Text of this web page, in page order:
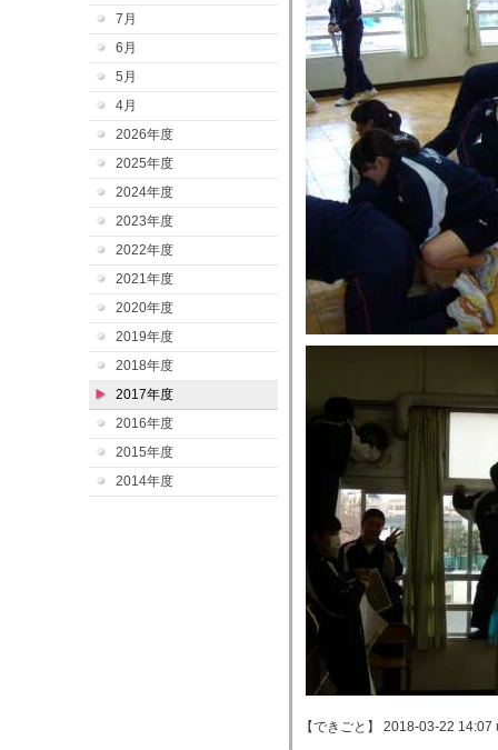
7月
6月
5月
4月
2026年度
2025年度
2024年度
2023年度
2022年度
2021年度
2020年度
2019年度
2018年度
2017年度
2016年度
2015年度
2014年度
【できごと】 2018-03-22